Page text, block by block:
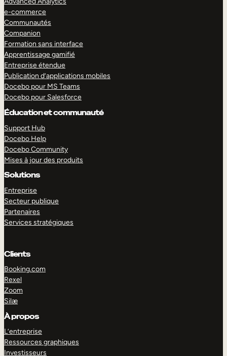
e-commerce
Communautés
Companion
Formation sans interface
Apprentissage gamifié
Entreprise étendue
Publication d’applications mobiles
Docebo pour MS Teams
Docebo pour Salesforce
Éducation et communauté
Support Hub
Docebo Help
Docebo Community
Mises à jour des produits
Solutions
Entreprise
Secteur publique
Partenaires
Services stratégiques
Clients
Booking.com
Rexel
Zoom
Silæ
À propos
L’entreprise
Ressources graphiques
Investisseurs